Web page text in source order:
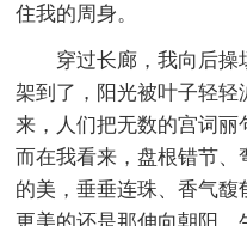
住我的周身。
穿过长廊，我向后
架到了，阳光被叶子轻轻
来，人们把无数的宫词丽
而在我看来，盘根错节
的美，垂垂连珠、香气
更美的还是那伸向朝阳、